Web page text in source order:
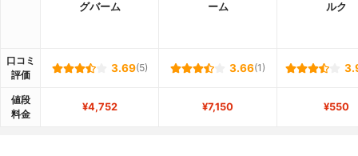
グバーム
ーム
ルク
口コミ
評価
3.69(5) 3.66(1)
値段
料金
¥4,752 ¥7,150 ¥550